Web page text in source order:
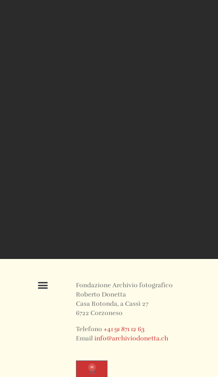
Fondazione Archivio fotografico
Roberto Donetta
Casa Rotonda, a Cassì 27
6722 Corzoneso
Telefono+41 91 871 12 63
Emailinfo@archiviodonetta.ch
0